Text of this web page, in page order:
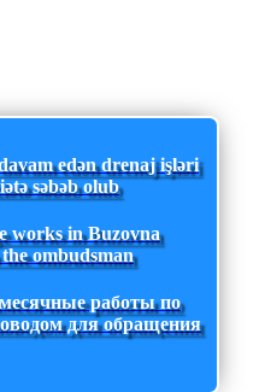
edən drenaj işləri
səbəb olub
works in Buzovna
ombudsman
работы по
для обращения